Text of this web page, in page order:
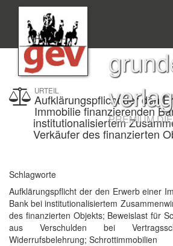
verlag
PREMIUM
URTEIL
Aufklärungspflicht der den
Immobilie finanzierenden
institutionalisiertem
Verkäufer des finanzierten
Schlagworte
Aufklärungspflicht der den Erwerb einer
Bank bei institutionalisiertem
des finanzierten Objekts; Beweislast für
aus Verschulden bei
Widerrufsbelehrung; Schrottimmobilien